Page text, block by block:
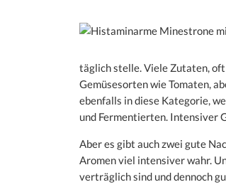
täglich stelle. Viele Zutaten, oft
Gemüsesorten wie Tomaten,
ebenfalls in diese Kategorie,
und Fermentierten. Intensiver
Aber es gibt auch zwei gute
Aromen viel intensiver wahr.
verträglich sind und dennoch